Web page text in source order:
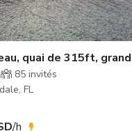
Olas Isles
quai de 315ft,
85 invités
FL
/h